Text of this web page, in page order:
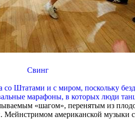
Свинг
со Штатами и с миром, поскольку
марафоны, в которых люди
«шагом», перенятым из
Мейнстримом американской